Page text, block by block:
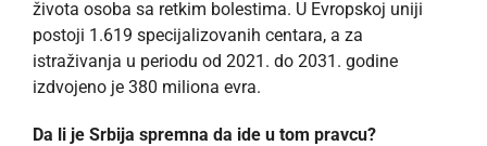
života osoba sa retkim bolestima. U Evropskoj uniji
postoji 1.619 specijalizovanih centara, a za
istraživanja u periodu od 2021. do 2031. godine
izdvojeno je 380 miliona evra.
Da li je Srbija spremna da ide u tom pravcu?